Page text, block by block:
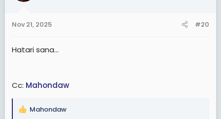
s
Nov 21, 2025 #20
Hatari sana...
Cc: Mahondaw
R
Mahondaw